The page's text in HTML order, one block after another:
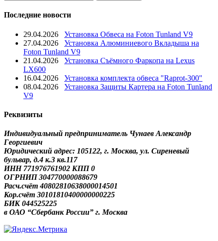
Последние новости
29.04.2026
Установка Обвеса на Foton Tunland V9
27.04.2026
Установка Алюминиевого Вкладыша на
Foton Tunland V9
21.04.2026
Установка Съёмного Фаркопа на Lexus
LX600
16.04.2026
Установка комплекта обвеса "Raprot-300"
08.04.2026
Установка Защиты Картера на Foton Tunland
V9
Реквизиты
Индивидуальный предприниматель Чунаев Александр
Георгиевич
Юридический адрес: 105122, г. Москва, ул. Сиреневый
бульвар, д.4 к.3 кв.117
ИНН 771976761902 КПП 0
ОГРНИП 304770000088679
Расч.счёт 40802810638000014501
Кор.счёт 30101810400000000225
БИК 044525225
в ОАО “Сбербанк России” г. Москва